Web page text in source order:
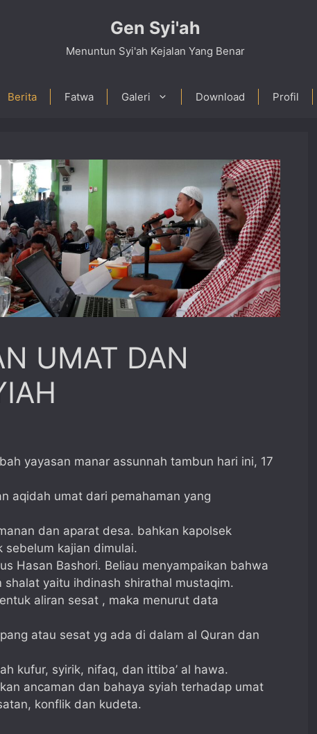
Gen Syi'ah
Menuntun Syi'ah Kejalan Yang Benar
Berita Fatwa Galeri Download Profil
UMAT DAN
yayasan manar assunnah tambun hari ini, 17
aqidah umat dari pemahaman yang
dan aparat desa. bahkan kapolsek
sebelum kajian dimulai.
Hasan Bashori. Beliau menyampaikan bahwa
yaitu ihdinash shirathal mustaqim.
aliran sesat , maka menurut data
atau sesat yg ada di dalam al Quran dan
kufur, syirik, nifaq, dan ittiba’ al hawa.
ancaman dan bahaya syiah terhadap umat
konflik dan kudeta.